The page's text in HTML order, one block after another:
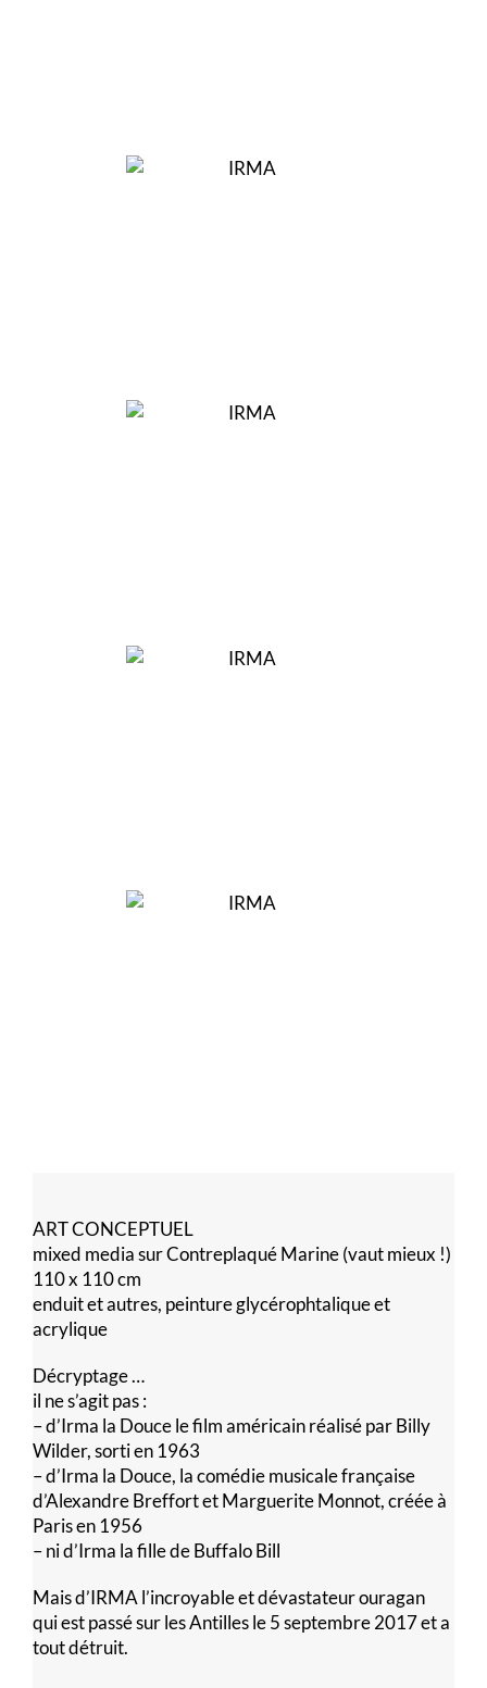
ART CONCEPTUEL
mixed media sur Contreplaqué Marine (vaut mieux !)
110 x 110 cm
enduit et autres, peinture glycérophtalique et
acrylique
Décryptage …
il ne s’agit pas :
– d’Irma la Douce le film américain réalisé par Billy
Wilder, sorti en 1963
– d’Irma la Douce, la comédie musicale française
d’Alexandre Breffort et Marguerite Monnot, créée à
Paris en 1956
– ni d’Irma la fille de Buffalo Bill
Mais d’IRMA l’incroyable et dévastateur ouragan
qui est passé sur les Antilles le 5 septembre 2017 et a
tout détruit.